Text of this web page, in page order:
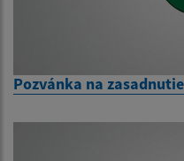
Pozvánka na